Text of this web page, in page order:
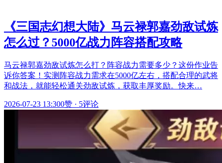
《三国志幻想大陆》马云禄郭嘉劲敌试炼
怎么过？5000亿战力阵容搭配攻略
马云禄郭嘉劲敌试炼怎么打？阵容战力需要多少？这份作业告
诉你答案！实测阵容战力需求在5000亿左右，搭配合理的武将
和战法，就能轻松通关劲敌试炼，获取丰厚奖励。快来…
2026-07-23 13:300赞 · 5评论